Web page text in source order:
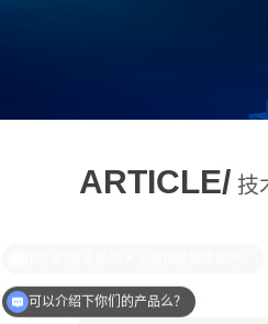
ARTICLE/ 技
可以介绍下你们的产品么？